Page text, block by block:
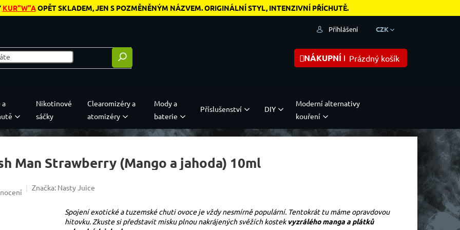
KUR"W"AOPĚT SKLADEM, JEN S POZMĚNĚNÝM NÁZVEM. ORIGINÁLNÍ STYL, INTENZIVNÍ PŘÍCHUTĚ.
CZK
Přihlášení
NÁKUPNÍ KOŠÍKPrázdný košík
a
Nikotinové
sáčky
Clearomizéry a
atomizéry
Mody a
baterie
Příslušenství DIY
Moderní alternativy
kouření
Man Strawberry (Mango a jahoda) 10ml
z 5 hvězdiček.
Značka: Nasty Juice
Spojení exotické a tuzemské chuti ovoce je vždy nesmírně populární. Tentokrát tu máme opravdovou
hitovku. Zkuste si představit misku plnou nakrájených svěžích kostekvyzrálého manga a plátků